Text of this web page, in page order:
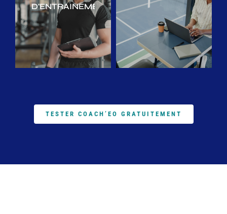
D'ENTRAINEMENT
TESTER COACH’EO GRATUITEMENT